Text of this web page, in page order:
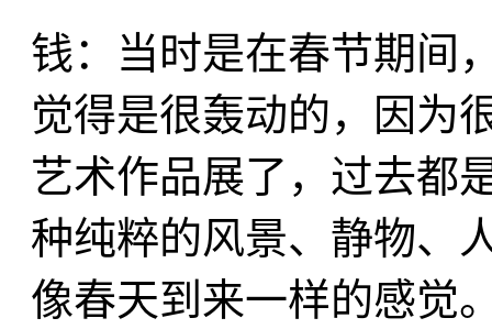
钱：当时是在春节期间
觉得是很轰动的，因为
艺术作品展了，过去都
种纯粹的风景、静物、
像春天到来一样的感觉